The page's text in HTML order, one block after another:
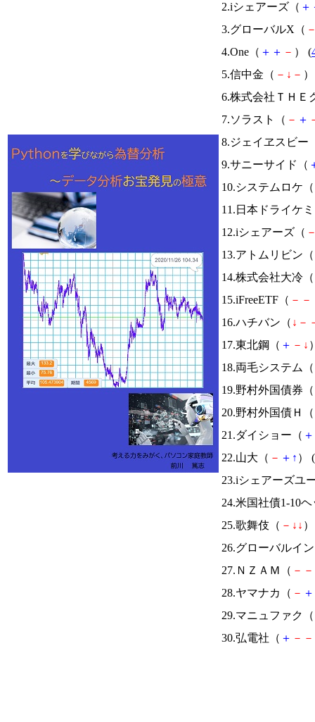
2.iシェアーズ（ ＋
3.グローバルX（
4.One（ ＋ ＋ － ） (
5.信中金（ － ↓ －
6.株式会社ＴＨＥ
7.ソラスト（ － ＋
8.ジェイヱスビー
9.サニーサイド（
10.システムロケ（
11.日本ドライケ
12.iシェアーズ（
13.アトムリビン（
14.株式会社大冷（
15.iFreeETF（ － －
16.ハチバン（ ↓ －
17.東北鋼（ ＋ － ↓
18.両毛システム（
19.野村外国債券（
20.野村外国債Ｈ（
21.ダイショー（ ＋
22.山大（ － ＋ ↑ ） (
23.iシェアーズユ
24.米国社債1-10
25.歌舞伎（ － ↓ ↓
26.グローバルイ
27.ＮＺＡＭ（ － －
28.ヤマナカ（ － ＋
29.マニュファク（
30.弘電社（ ＋ － －